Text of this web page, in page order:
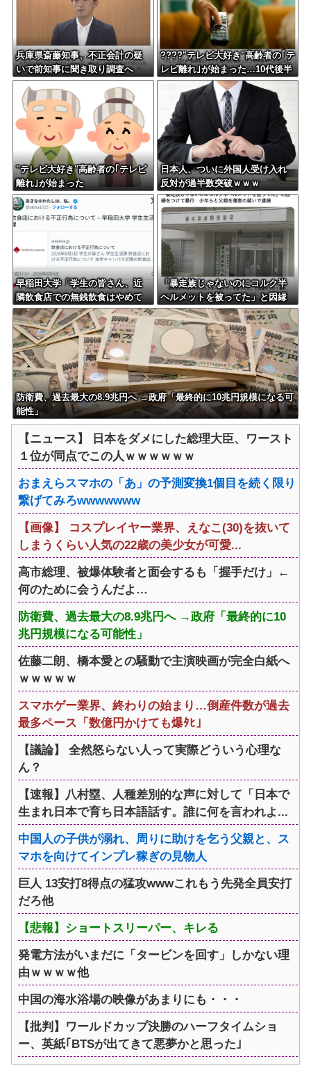
兵庫県斎藤知事、不正会計の疑
いで前知事に聞き取り調査へ
????"テレビ大好き"高齢者の｢テ
レビ離れ｣が始まった…10代後半
～20代の約7割が"ほぼ見ない"
"テレビ大好き"高齢者の｢テレビ
離れ｣が始まった
日本人、ついに外国人受け入れ
反対が過半数突破ｗｗｗ
早稲田大学「学生の皆さん、近
隣飲食店での無銭飲食はやめて
ください」
「暴走族じゃないのにコルク半
ヘルメットを被ってた」と因縁
つけて暴行 少年らと父親(37)逮
捕
防衛費、過去最大の8.9兆円へ →政府「最終的に10兆円規模になる可
能性」
【ニュース】 日本をダメにした総理大臣、ワースト
１位が同点でこの人ｗｗｗｗｗｗ
おまえらスマホの「あ」の予測変換1個目を続く限り
繋げてみろwwwwwww
【画像】 コスプレイヤー業界、えなこ(30)を抜いて
しまうくらい人気の22歳の美少女が可愛...
高市総理、被爆体験者と面会するも「握手だけ」←
何のために会うんだよ…
防衛費、過去最大の8.9兆円へ →政府「最終的に10
兆円規模になる可能性」
佐藤二朗、橋本愛との騒動で主演映画が完全白紙へ
ｗｗｗｗｗ
スマホゲー業界、終わりの始まり…倒産件数が過去
最多ペース「数億円かけても爆ﾀﾋ」
【議論】 全然怒らない人って実際どういう心理な
ん？
【速報】八村塁、人種差別的な声に対して「日本で
生まれ日本で育ち日本語話す。誰に何を言われよ...
中国人の子供が溺れ、周りに助けを乞う父親と、ス
マホを向けてインプレ稼ぎの見物人
巨人 13安打8得点の猛攻wwwこれもう先発全員安打
だろ他
【悲報】ショートスリーパー、キレる
発電方法がいまだに「タービンを回す」しかない理
由ｗｗｗｗ他
中国の海水浴場の映像があまりにも・・・
【批判】ワールドカップ決勝のハーフタイムショ
ー、英紙｢BTSが出てきて悪夢かと思った｣